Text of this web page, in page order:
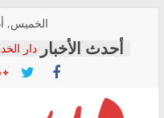
content
الخميس,
دار
بعد